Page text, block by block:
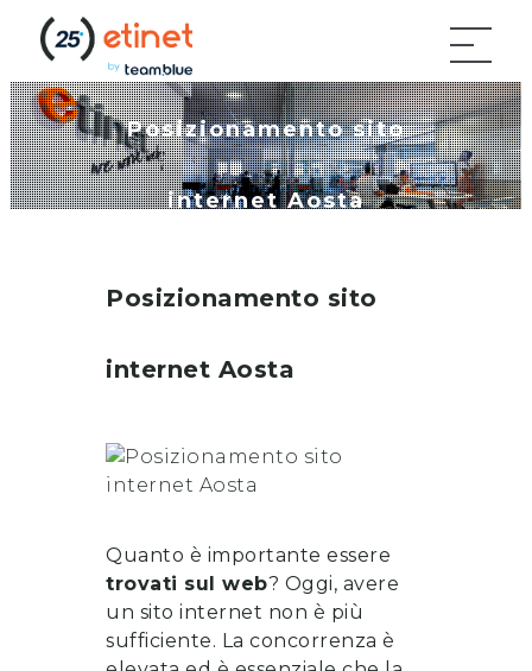
Posizionamento sito
internet Aosta
Posizionamento sito
internet Aosta
Quanto è importante essere
trovati sul web? Oggi, avere
un sito internet non è più
sufficiente. La concorrenza è